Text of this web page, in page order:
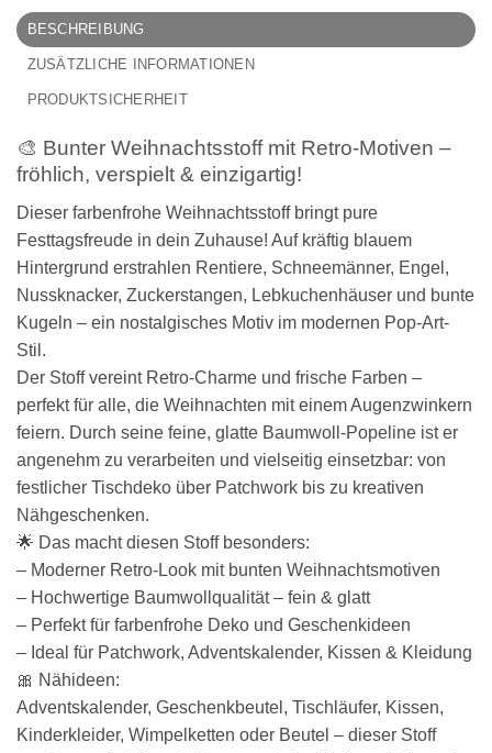
BESCHREIBUNG
ZUSÄTZLICHE INFORMATIONEN
PRODUKTSICHERHEIT
🎨 Bunter Weihnachtsstoff mit Retro-Motiven –
fröhlich, verspielt & einzigartig!
Dieser farbenfrohe Weihnachtsstoff bringt pure
Festtagsfreude in dein Zuhause! Auf kräftig blauem
Hintergrund erstrahlen Rentiere, Schneemänner, Engel,
Nussknacker, Zuckerstangen, Lebkuchenhäuser und bunte
Kugeln – ein nostalgisches Motiv im modernen Pop-Art-
Stil.
Der Stoff vereint Retro-Charme und frische Farben –
perfekt für alle, die Weihnachten mit einem Augenzwinkern
feiern. Durch seine feine, glatte Baumwoll-Popeline ist er
angenehm zu verarbeiten und vielseitig einsetzbar: von
festlicher Tischdeko über Patchwork bis zu kreativen
Nähgeschenken.
🌟 Das macht diesen Stoff besonders:
– Moderner Retro-Look mit bunten Weihnachtsmotiven
– Hochwertige Baumwollqualität – fein & glatt
– Perfekt für farbenfrohe Deko und Geschenkideen
– Ideal für Patchwork, Adventskalender, Kissen & Kleidung
🎀 Nähideen:
Adventskalender, Geschenkbeutel, Tischläufer, Kissen,
Kinderkleider, Wimpelketten oder Beutel – dieser Stoff